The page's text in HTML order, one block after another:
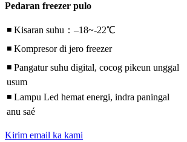
Pedaran freezer pulo
◾ Kisaran suhu：–18~-22℃
◾ Kompresor di jero freezer
◾ Pangatur suhu digital, cocog pikeun unggal
usum
◾ Lampu Led hemat energi, indra paningal
anu saé
Kirim email ka kami